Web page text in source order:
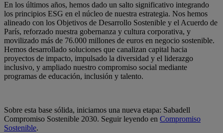
En los últimos años, hemos dado un salto significativo integrando
los principios ESG en el núcleo de nuestra estrategia. Nos hemos
alineado con los Objetivos de Desarrollo Sostenible y el Acuerdo de
París, reforzado nuestra gobernanza y cultura corporativa, y
movilizado más de 76.000 millones de euros en negocio sostenible.
Hemos desarrollado soluciones que canalizan capital hacia
proyectos de impacto, impulsado la diversidad y el liderazgo
inclusivo, y ampliado nuestro compromiso social mediante
programas de educación, inclusión y talento.
Sobre esta base sólida, iniciamos una nueva etapa: Sabadell
Compromiso Sostenible 2030. Seguir leyendo en Compromiso
Sostenible.